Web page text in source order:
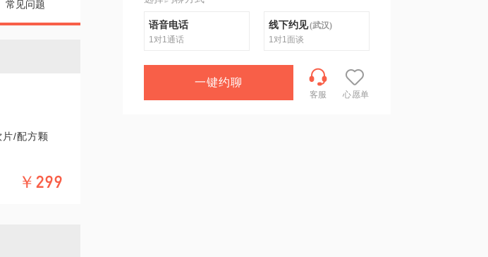
常见问题
/配方颗
￥299
语音电话
1对1通话
线下约见(武汉)
1对1面谈
一键约聊
客服 心愿单